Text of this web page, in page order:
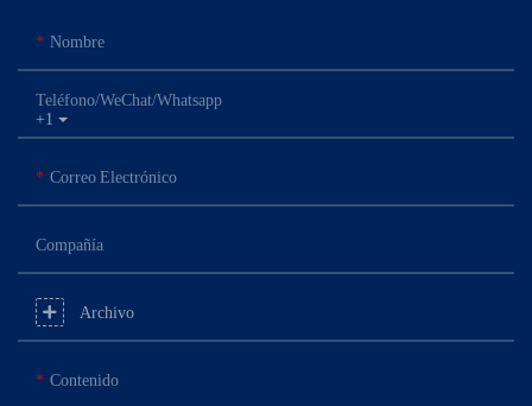
Nombre
+1
Teléfono/WeChat/Whatsapp
Correo Electrónico
Compañía
Archivo
Contenido